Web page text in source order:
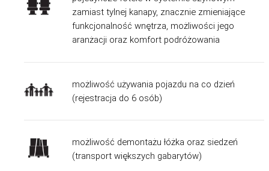
zamiast tylnej kanapy, znacznie zmieniające
funkcjonalność wnętrza, możliwości jego
aranżacji oraz komfort podróżowania
możliwość używania pojazdu na co dzień
(rejestracja do 6 osób)
możliwość demontażu łóżka oraz siedzeń
(transport większych gabarytów)